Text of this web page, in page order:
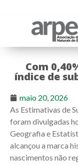
Com
índice de
maio 20, 2026
As Estimativas de
foram divulgadas
Geografia e
alcançou a marca
nascimentos não